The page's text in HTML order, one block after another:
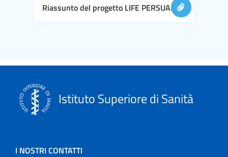
Riassunto del progetto LIFE PERSUADED
Istituto Superiore di Sanità
I NOSTRI CONTATTI